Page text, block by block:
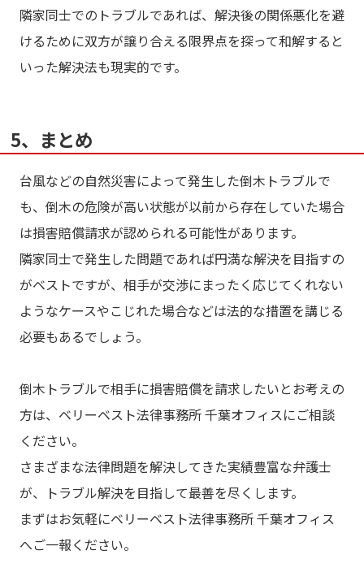
隣家同士でのトラブルであれば、解決後の関係悪化を避
けるために双方が譲り合える限界点を探って和解すると
いった解決法も現実的です。
5、まとめ
台風などの自然災害によって発生した倒木トラブルで
も、倒木の危険が高い状態が以前から存在していた場合
は損害賠償請求が認められる可能性があります。
隣家同士で発生した問題であれば円満な解決を目指すの
がベストですが、相手が交渉にまったく応じてくれない
ようなケースやこじれた場合などは法的な措置を講じる
必要もあるでしょう。
倒木トラブルで相手に損害賠償を請求したいとお考えの
方は、ベリーベスト法律事務所 千葉オフィスにご相談
ください。
さまざまな法律問題を解決してきた実績豊富な弁護士
が、トラブル解決を目指して最善を尽くします。
まずはお気軽にベリーベスト法律事務所 千葉オフィス
へご一報ください。